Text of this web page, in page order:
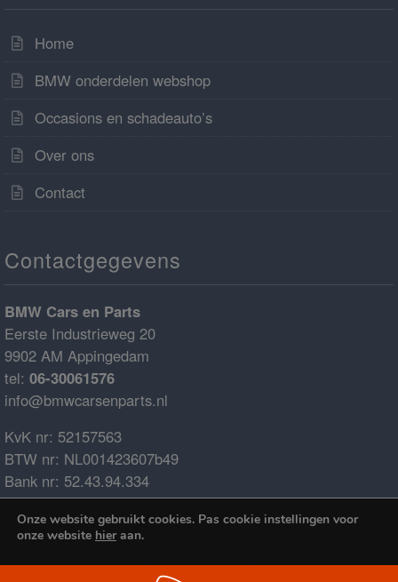
Home
BMW onderdelen webshop
Occasions en schadeauto’s
Over ons
Contact
Contactgegevens
BMW Cars en Parts
Eerste Industrieweg 20
9902 AM Appingedam
tel: 06-30061576
info@bmwcarsenparts.nl
KvK nr: 52157563
BTW nr: NL001423607b49
Bank nr: 52.43.94.334
IBAN: NL68ABNA0524394334
BIC: ABNANL2A
Onze website gebruikt cookies. Pas cookie instellingen voor
onze website hieraan.